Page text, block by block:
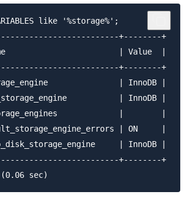
like '%storage%';
+--------+
| Value  |
+--------+
| InnoDB |
| InnoDB |
|        |
| ON     |
| InnoDB |
+--------+